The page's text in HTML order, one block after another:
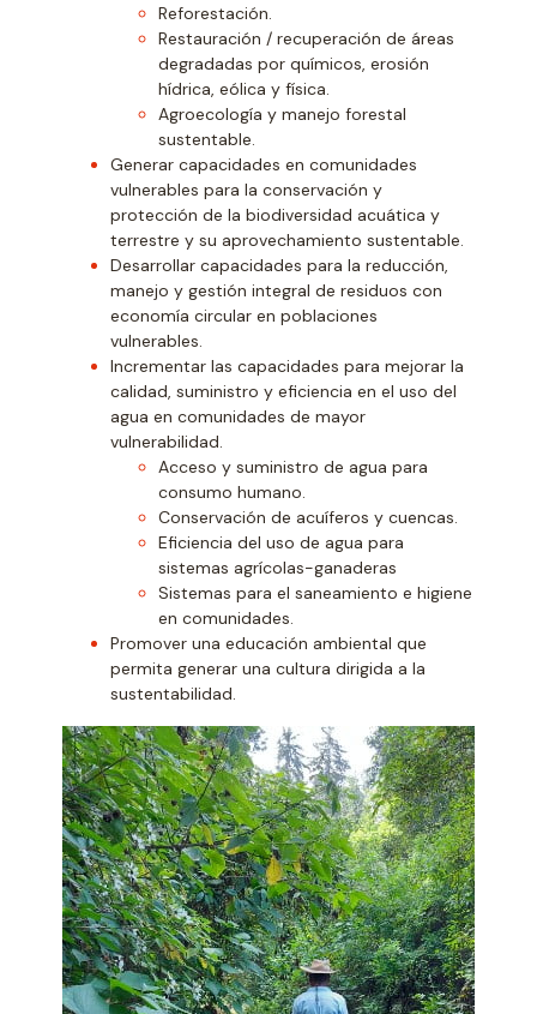
Reforestación.
Restauración / recuperación de áreas
degradadas por químicos, erosión
hídrica, eólica y física.
Agroecología y manejo forestal
sustentable.
Generar capacidades en comunidades
vulnerables para la conservación y
protección de la biodiversidad acuática y
terrestre y su aprovechamiento sustentable.
Desarrollar capacidades para la reducción,
manejo y gestión integral de residuos con
economía circular en poblaciones
vulnerables.
Incrementar las capacidades para mejorar la
calidad, suministro y eficiencia en el uso del
agua en comunidades de mayor
vulnerabilidad.
Acceso y suministro de agua para
consumo humano.
Conservación de acuíferos y cuencas.
Eficiencia del uso de agua para
sistemas agrícolas-ganaderas
Sistemas para el saneamiento e higiene
en comunidades.
Promover una educación ambiental que
permita generar una cultura dirigida a la
sustentabilidad.